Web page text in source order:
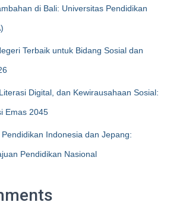
di Bali: Universitas Pendidikan
Terbaik untuk Bidang Sosial dan
Digital, dan Kewirausahaan Sosial:
Emas 2045
Indonesia dan Jepang:
Pendidikan Nasional